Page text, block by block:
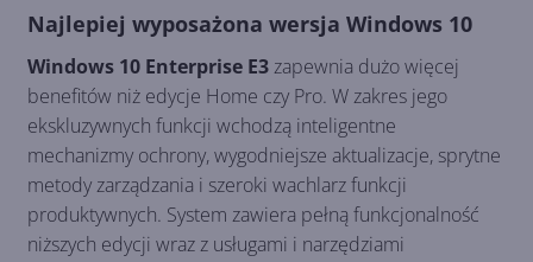
Najlepiej wyposażona wersja Windows 10
Windows 10 Enterprise E3zapewnia dużo więcej
benefitów niż edycje Home czy Pro. W zakres jego
ekskluzywnych funkcji wchodzą inteligentne
mechanizmy ochrony, wygodniejsze aktualizacje, sprytne
metody zarządzania i szeroki wachlarz funkcji
produktywnych. System zawiera pełną funkcjonalność
niższych edycji wraz z usługami i narzędziami